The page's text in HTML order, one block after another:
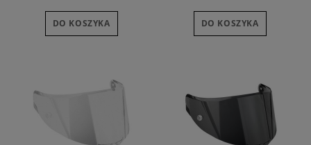
DO KOSZYKA DO KOSZYKA